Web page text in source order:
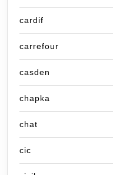
cardif
carrefour
casden
chapka
chat
cic